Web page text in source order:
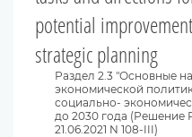
potential
strategic planning
Раздел 2.3 "Основные
экономической
социально-
до 2030 года (Решение
21.06.2021 N 108-III)